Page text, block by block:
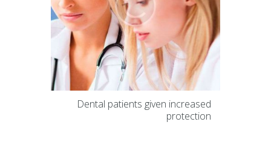
Dental patients given increased
protection